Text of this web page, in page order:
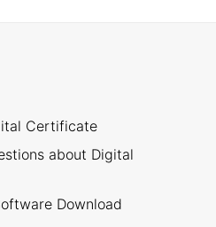
Certificate
about Digital
Download